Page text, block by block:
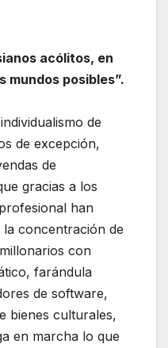
acólitos, en
mundos posibles”.
de
de excepción,
de
gracias a los
han
concentración de
con
farándula
de software,
bienes culturales,
en marcha lo que